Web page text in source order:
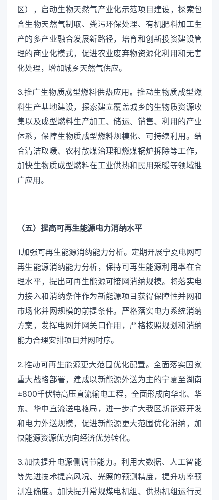
区），启动生物天然气产业化示范项目建设，探索包
含生物天然气制取、粪污环保处理、有机肥料加工生
产的多产业融合发展新路径，培育和创新投资建设管
理的商业化模式，促进农业废弃物资源化利用和无害
化处理，增加城乡天然气供应。
3.推广生物质成型燃料供热应用。推动生物质成型燃
料生产基地建设，探索建立覆盖城乡的生物质资源收
集以及成型燃料生产加工、储运、销售、利用的产业
体系，保障生物质成型燃料规模化、可持续利用。结
合清洁取暖、农村散煤治理和燃煤锅炉拆除等工作，
加快生物质成型燃料在工业供热和民用采暖等领域推
广应用。
（五）提高可再生能源电力消纳水平
1.加强可再生能源消纳能力分析。定期开展宁夏电网可
再生能源消纳能力分析，保持可再生能源利用率在合
理水平，提出可再生能源可接网消纳规模。将落实电
力接入和消纳条件作为新能源项目获得保障性并网和
市场化并网规模的前提条件。严格落实电力系统消纳
方案，发挥电网并网关口作用，严格按照规划和消纳
能力合理安排项目并网时序。
2.推动可再生能源更大范围优化配置。全面落实国家
重大战略部署，建成以新能源外送为主的宁夏至湖南
±800千伏特高压直流输电工程，全面形成向华北、华
东、华中直流送电格局，进一步扩大我区新能源开发
和电力外送规模，促进新能源更大范围优化消纳，加
快能源资源优势向经济优势转化。
3.加快提升电源侧调节能力。利用大数据、人工智能
等先进技术提高风况、光照的预测精度，提升功率预
测准确度。加快提升常规煤电机组、供热机组运行灵